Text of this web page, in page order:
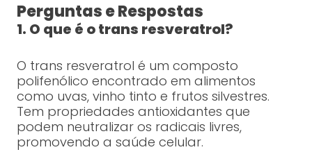
Perguntas e Respostas
1. O que é o trans resveratrol?
O trans resveratrol é um composto
polifenólico encontrado em alimentos
como uvas, vinho tinto e frutos silvestres.
Tem propriedades antioxidantes que
podem neutralizar os radicais livres,
promovendo a saúde celular.